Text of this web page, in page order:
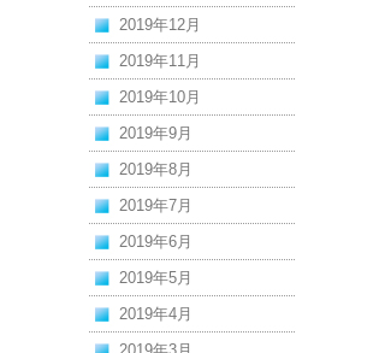
2019年12月
2019年11月
2019年10月
2019年9月
2019年8月
2019年7月
2019年6月
2019年5月
2019年4月